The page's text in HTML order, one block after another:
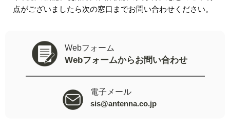
点がございましたら次の窓口までお問い合わせください。
Webフォーム
Webフォームからお問い合わせ
電子メール
sis@antenna.co.jp